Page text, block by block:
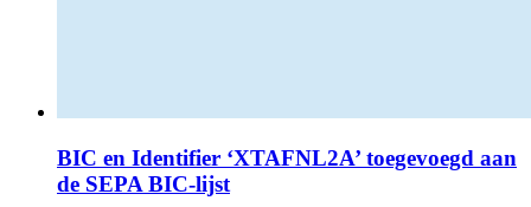
BIC en Identifier ‘XTAFNL2A’ toegevoegd aan
de SEPA BIC-lijst